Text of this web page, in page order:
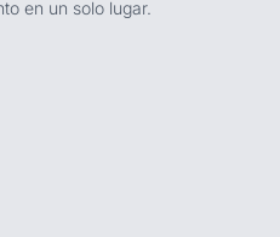
en un solo lugar.